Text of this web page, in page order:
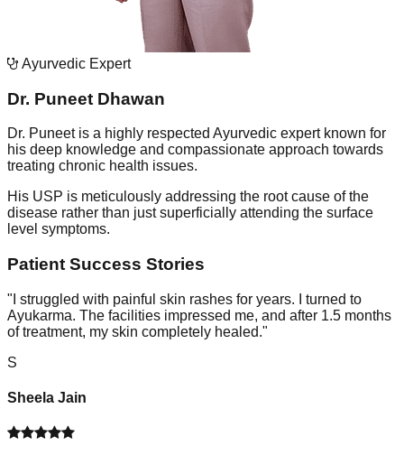
Ayurvedic Expert
Dr. Puneet Dhawan
Dr. Puneet is a highly respected Ayurvedic expert known for
his deep knowledge and compassionate approach towards
treating chronic health issues.
His USP is meticulously addressing the root cause of the
disease rather than just superficially attending the surface
level symptoms.
Patient Success Stories
" I struggled with painful skin rashes for years. I turned to
Ayukarma. The facilities impressed me, and after 1.5 months
of treatment, my skin completely healed."
S
Sheela Jain